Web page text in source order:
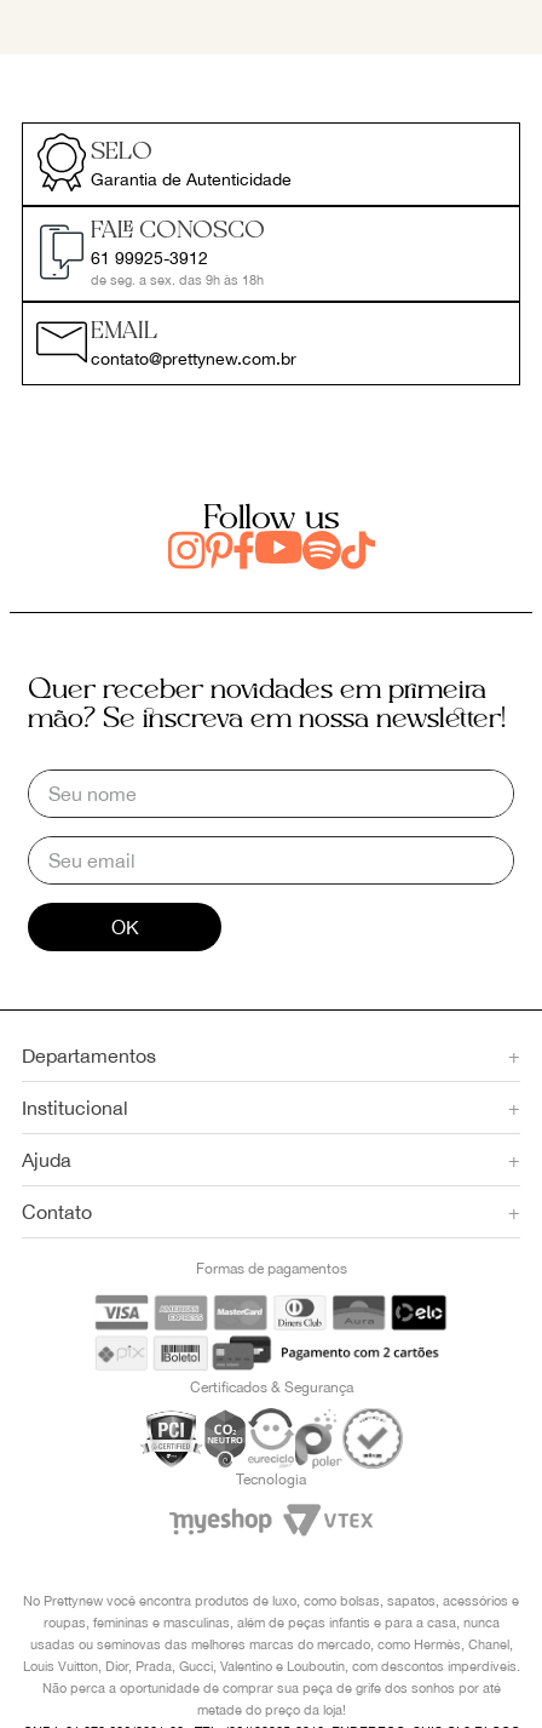
SELO
Garantia de Autenticidade
FALE CONOSCO
61 99925-3912
de seg. a sex. das 9h às 18h
EMAIL
contato@prettynew.com.br
Follow us
Quer receber novidades em primeira
mão? Se inscreva em nossa newsletter!
OK
Departamentos +
Institucional +
Ajuda +
Contato +
Formas de pagamentos
Certificados & Segurança
Tecnologia
No Prettynew você encontra produtos de luxo, como bolsas, sapatos, acessórios e
roupas, femininas e masculinas, além de peças infantis e para a casa, nunca
usadas ou seminovas das melhores marcas do mercado, como Hermès, Chanel,
Louis Vuitton, Dior, Prada, Gucci, Valentino e Louboutin, com descontos imperdíveis.
Não perca a oportunidade de comprar sua peça de grife dos sonhos por até
metade do preço da loja!